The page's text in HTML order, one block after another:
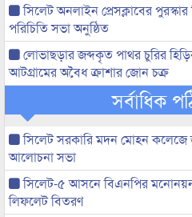
সিলেট অনলাইন প্রেসক্লাবের
পরিচিতি সভা অনুষ্ঠিত
লোভাছড়ার জব্দকৃত পাথর চুরির
আটগ্রামের অবৈধ ক্রাশার জোন চক্র
সর্বাধিক
সিলেট সরকারি মদন মোহন কলেজে
আলোচনা সভা
সিলেট-৫ আসনে বিএনপির
লিফলেট বিতরণ